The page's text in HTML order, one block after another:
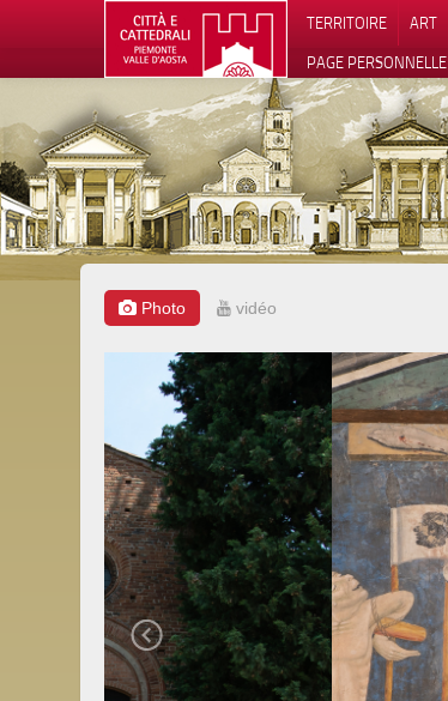
TERRITOIRE ART
PAGE PERSONNELLE
Photo vidéo